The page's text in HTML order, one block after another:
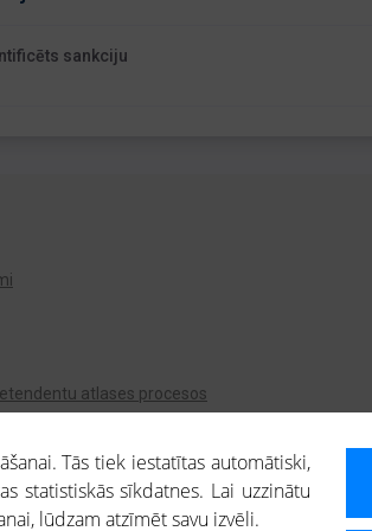
sankciju
atlases procesos
Tās tiek iestatītas automātiski,
statistiskās sīkdatnes. Lai uzzinātu
lūdzam atzīmēt savu izvēli.